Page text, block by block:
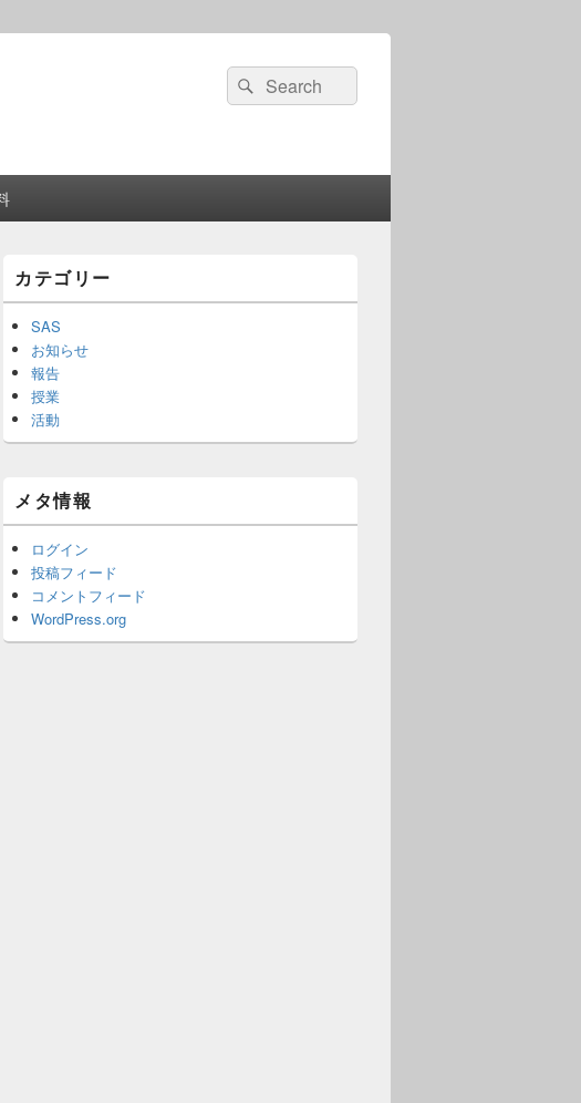
検
索:
検
索
イ
ン
サ
イ
バ
ー
ウ
ィ
ッ
ト
エ
ア
カテゴリー
SAS
お知らせ
報告
授業
活動
メタ情報
ログイン
投稿フィード
コメントフィード
WordPress.org